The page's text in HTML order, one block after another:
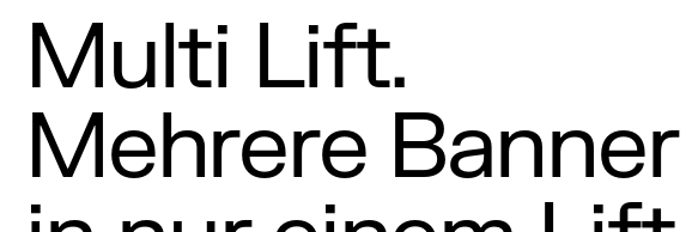
Multi Lift.
Mehrere Banner